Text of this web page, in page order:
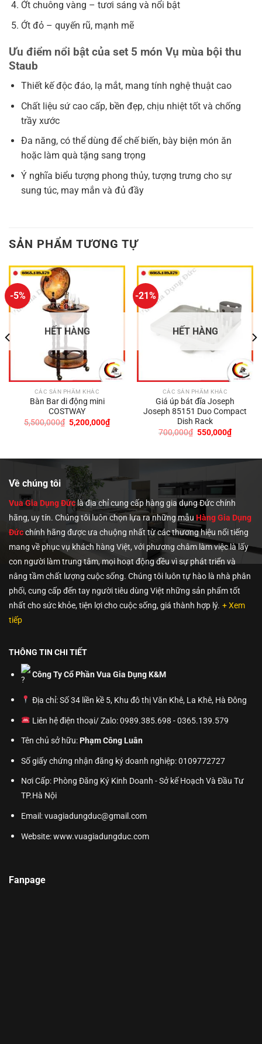
Ớt chuông vàng – tươi sáng và nổi bật
Ớt đỏ – quyến rũ, mạnh mẽ
Ưu điểm nổi bật của set 5 món Vụ mùa bội thu
Staub
Thiết kế độc đáo, lạ mắt, mang tính nghệ thuật cao
Chất liệu sứ cao cấp, bền đẹp, chịu nhiệt tốt và chống
trầy xước
Đa năng, có thể dùng để chế biến, bày biện món ăn
hoặc làm quà tặng sang trọng
Ý nghĩa biểu tượng phong thủy, tượng trưng cho sự
sung túc, may mắn và đủ đầy
SẢN PHẨM TƯƠNG TỰ
-5%
HẾT HÀNG
CÁC SẢN PHẨM KHÁC
Bàn Bar di động mini
COSTWAY
5,500,000₫ Giá
gốc
5,200,000₫Giá
hiện
-21%
HẾT HÀNG
CÁC SẢN PHẨM KHÁC
Giá úp bát đĩa Joseph
Joseph 85151 Duo Compact
Dish Rack
700,000₫ Giá
550,000₫Giá
hiện
Về chúng tôi
Vua Gia Dụng Đứclà địa chỉ cung cấp hàng gia dụng Đức chính
hãng, uy tín. Chúng tôiluôn chọn lựa ra những mẫu Hàng Gia Dụng
Đứcchính hãng được ưa chuộng nhất từ các thương hiệu nổi tiếng
mang về phục vụ khách hàng Việt, với phương châm làm việc là lấy
con người làm trung tâm, mọi hoạt động đều vì sự phát triển và
nâng tầm chất lượng cuộc sống. Chúng tôi luôn tự hào là nhà phân
phối, cung cấp đến tay người tiêu dùng Việt những sản phẩm tốt
nhất cho sức khỏe, tiện lợi cho cuộc sống, giá thành hợp lý. + Xem
tiếp
THÔNG TIN CHI TIẾT
Công Ty Cổ Phần Vua Gia Dụng K&M
Địa chỉ: Số 34 liền kề 5, Khu đô thị Văn Khê, La Khê, Hà Đông
Liên hệ điện thoại/ Zalo: 0989.385.698 - 0365.139.579
Tên chủ sở hữu:Phạm Công Luân
Số giấy chứng nhận đăng ký doanh nghiệp: 0109772727
Nơi Cấp: Phòng Đăng Ký Kinh Doanh - Sở kế Hoạch Và Đầu Tư
TP.Hà Nội
Email: vuagiadungduc@gmail.com
Website:www.vuagiadungduc.com
Fanpage